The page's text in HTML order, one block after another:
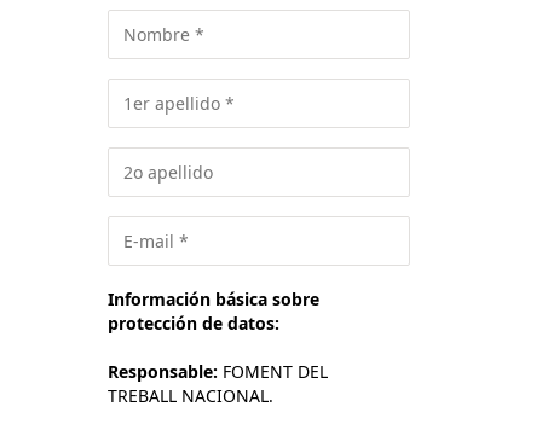
Información básica sobre
protección de datos:
Responsable: FOMENT DEL
TREBALL NACIONAL.